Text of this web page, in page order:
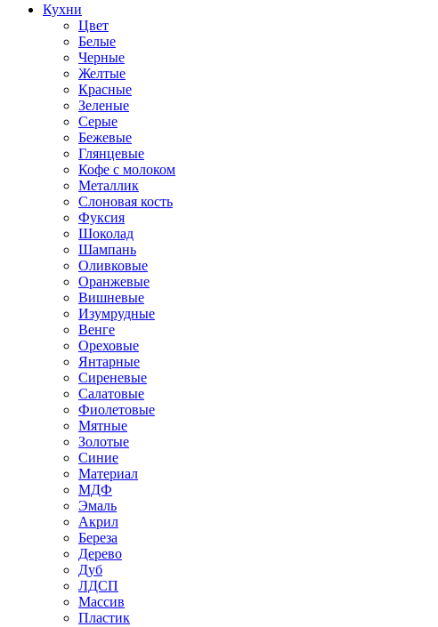
Кухни
Цвет
Белые
Черные
Желтые
Красные
Зеленые
Серые
Бежевые
Глянцевые
Кофе с молоком
Металлик
Слоновая кость
Фуксия
Шоколад
Шампань
Оливковые
Оранжевые
Вишневые
Изумрудные
Венге
Ореховые
Янтарные
Сиреневые
Салатовые
Фиолетовые
Мятные
Золотые
Синие
Материал
МДФ
Эмаль
Акрил
Береза
Дерево
Дуб
ЛДСП
Массив
Пластик